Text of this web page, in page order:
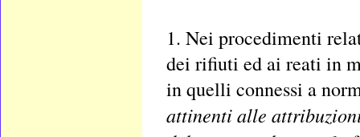
1. Nei procedimenti
dei rifiuti ed ai reati in
in quelli connessi a
attinenti alle